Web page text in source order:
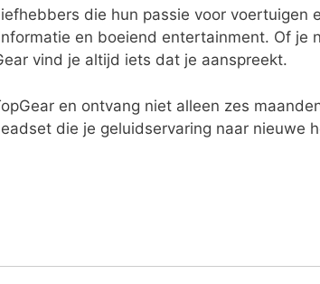
die hun passie voor voertuigen
en boeiend entertainment. Of je
vind je altijd iets dat je aanspreekt.
en ontvang niet alleen zes
die je geluidservaring naar nieuwe